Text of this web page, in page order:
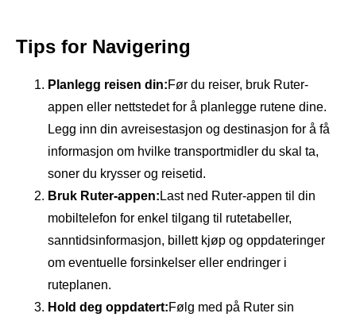
Tips for Navigering
Planlegg reisen din:Før du reiser, bruk Ruter-
appen eller nettstedet for å planlegge rutene dine.
Legg inn din avreisestasjon og destinasjon for å få
informasjon om hvilke transportmidler du skal ta,
soner du krysser og reisetid.
Bruk Ruter-appen: Last ned Ruter-appen til din
mobiltelefon for enkel tilgang til rutetabeller,
sanntidsinformasjon, billett kjøp og oppdateringer
om eventuelle forsinkelser eller endringer i
ruteplanen.
Hold deg oppdatert:Følg med på Ruter sin